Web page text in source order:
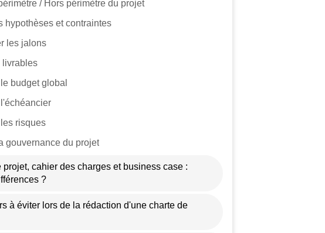
/ Hors périmètre du projet
hypothèses et contraintes
les jalons
budget global
risques
gouvernance du projet
projet, cahier des charges et business case :
?
à éviter lors de la rédaction d'une charte de